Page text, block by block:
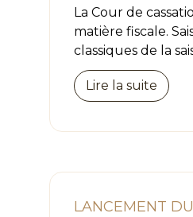
La Cour de
matière fiscale.
classiques de la
Lire la suite
LANCEMENT